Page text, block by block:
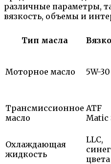
различные параметры,
вязкость, объемы и
Тип масла
Моторное масло 5W-30
Трансмиссионное
масло
ATF
Matic
Охлаждающая
жидкость
LLC,
цвета